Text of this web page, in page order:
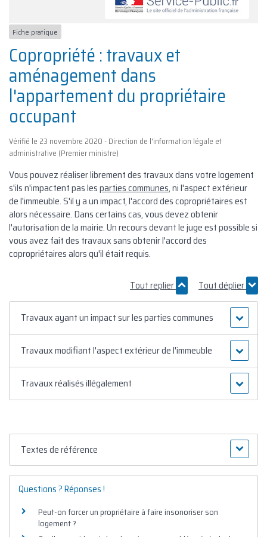
Fiche pratique
Copropriété : travaux et
aménagement dans
l'appartement du propriétaire
occupant
Vérifié le 23 novembre 2020 - Direction de l'information légale et
administrative (Premier ministre)
Vous pouvez réaliser librement des travaux dans votre logement
s'ils n'impactent pas lesparties communes, ni l'aspect extérieur
de l'immeuble. S'il y a un impact, l'accord des copropriétaires est
alors nécessaire. Dans certains cas, vous devez obtenir
l'autorisation de la mairie. Un recours devant le juge est possible si
vous avez fait des travaux sans obtenir l'accord des
copropriétaires alors qu'il était requis.
Tout replier Tout déplier
Travaux ayant un impact sur les parties communes
Travaux modifiant l'aspect extérieur de l'immeuble
Travaux réalisés illégalement
Textes de référence
Questions ? Réponses !
Peut-on forcer un propriétaire à faire insonoriser son
logement ?